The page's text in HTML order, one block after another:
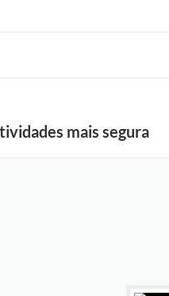
mais segura